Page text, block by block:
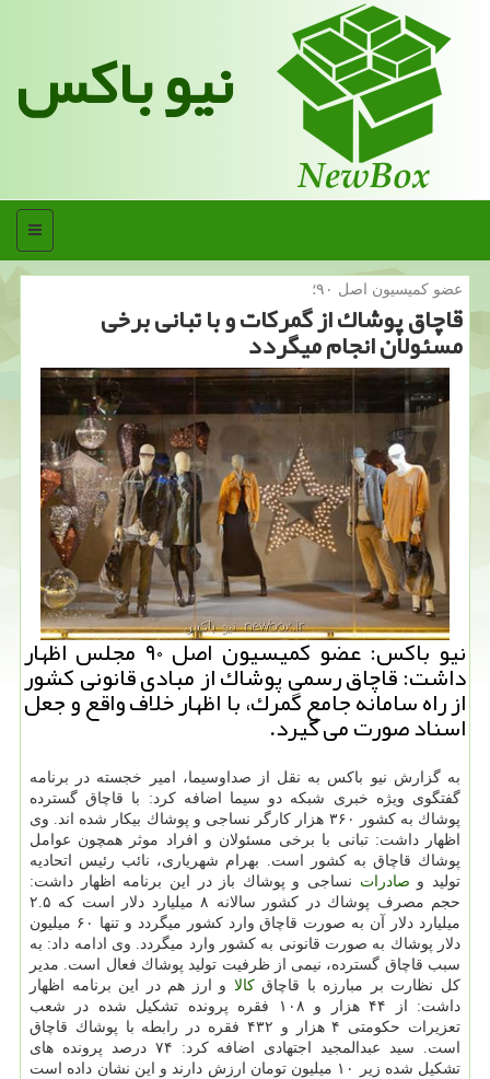
نیو باکس
منو
عضو كمیسیون اصل ۹۰؛
قاچاق پوشاك از گمركات و با تبانی برخی
مسئولان انجام میگردد
نیو باكس: عضو كمیسیون اصل ۹۰ مجلس اظهار
داشت: قاچاق رسمی پوشاك از مبادی قانونی كشور
از راه سامانه جامع گمرك، با اظهار خلاف واقع و جعل
اسناد صورت می گیرد.
به گزارش نیو باكس به نقل از صداوسیما، امیر خجسته در برنامه
گفتگوی ویژه خبری شبكه دو سیما اضافه كرد: با قاچاق گسترده
پوشاك به كشور ۳۶۰ هزار كارگر نساجی و پوشاك بیكار شده اند. وی
اظهار داشت: تبانی با برخی مسئولان و افراد موثر همچون عوامل
پوشاك قاچاق به كشور است. بهرام شهریاری، نائب رئیس اتحادیه
تولید و صادرات نساجی و پوشاك باز در این برنامه اظهار داشت:
حجم مصرف پوشاك در كشور سالانه ۸ میلیارد دلار است كه ۲.۵
میلیارد دلار آن به صورت قاچاق وارد كشور میگردد و تنها ۶۰ میلیون
دلار پوشاك به صورت قانونی به كشور وارد میگردد. وی ادامه داد: به
سبب قاچاق گسترده، نیمی از ظرفیت تولید پوشاك فعال است. مدیر
كل نظارت بر مبارزه با قاچاقكالا و ارز هم در این برنامه اظهار
داشت: از ۴۴ هزار و ۱۰۸ فقره پرونده تشكیل شده در شعب
تعزیرات حكومتی ۴ هزار و ۴۳۲ فقره در رابطه با پوشاك قاچاق
است. سید عبدالمجید اجتهادی اضافه كرد: ۷۴ درصد پرونده های
تشكیل شده زیر ۱۰ میلیون تومان ارزش دارند و این نشان داده است